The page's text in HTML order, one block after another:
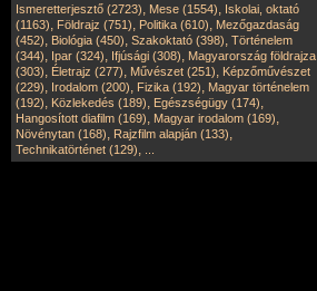
Ismeretterjesztő (2723), Mese (1554), Iskolai, oktató
(1163), Földrajz (751), Politika (610), Mezőgazdaság
(452), Biológia (450), Szakoktató (398), Történelem
(344), Ipar (324), Ifjúsági (308), Magyarország földrajza
(303), Életrajz (277), Művészet (251), Képzőművészet
(229), Irodalom (200), Fizika (192), Magyar történelem
(192), Közlekedés (189), Egészségügy (174),
Hangosított diafilm (169), Magyar irodalom (169),
Növénytan (168), Rajzfilm alapján (133),
Technikatörténet (129),